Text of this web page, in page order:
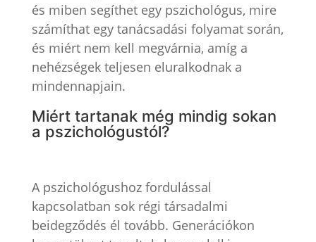
és miben segíthet egy pszichológus, mire
számíthat egy tanácsadási folyamat során,
és miért nem kell megvárnia, amíg a
nehézségek teljesen eluralkodnak a
mindennapjain.
Miért tartanak még mindig sokan
a pszichológustól?
A pszichológushoz fordulással
kapcsolatban sok régi társadalmi
beidegződés él tovább. Generációkon